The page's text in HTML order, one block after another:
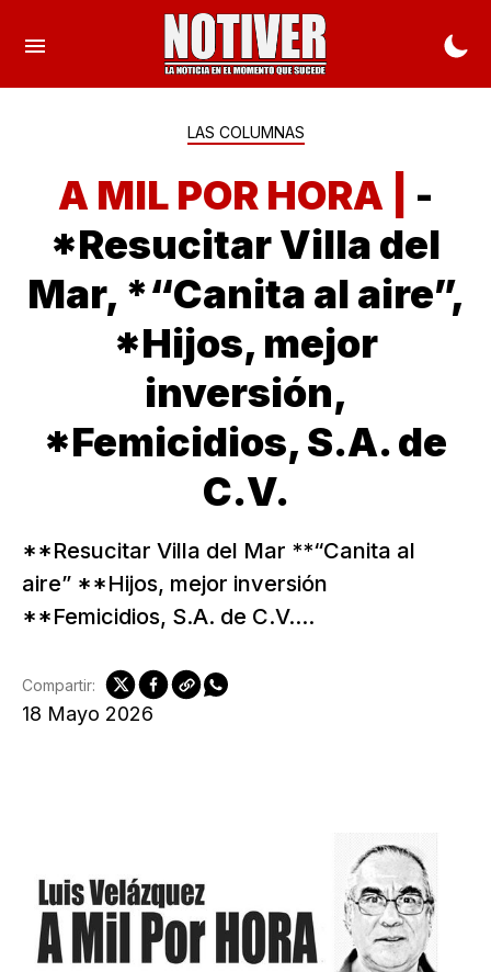
LAS COLUMNAS
A MIL POR HORA | -
*Resucitar Villa del
Mar, *“Canita al aire”,
*Hijos, mejor
inversión,
*Femicidios, S.A. de
C.V.
**Resucitar Villa del Mar **“Canita al
aire” **Hijos, mejor inversión
**Femicidios, S.A. de C.V....
18 Mayo 2026
Compartir: